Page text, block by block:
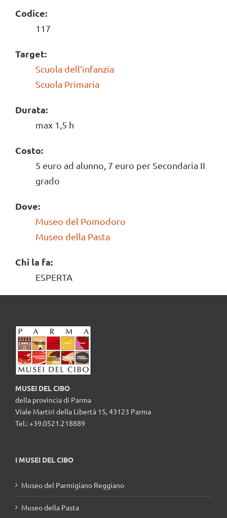
Codice:
117
Target:
Scuola dell’infanzia
Scuola Primaria
Durata:
max 1,5 h
Costo:
5 euro ad alunno, 7 euro per Secondaria II
grado
Dove:
Museo del Pomodoro
Museo della Pasta
Chi la fa:
ESPERTA
MUSEI DEL CIBO
della provincia di Parma
Viale Martiri della Libertà 15, 43123 Parma
Tel.: +39.0521.218889
I MUSEI DEL CIBO
Museo del Parmigiano Reggiano
Museo della Pasta